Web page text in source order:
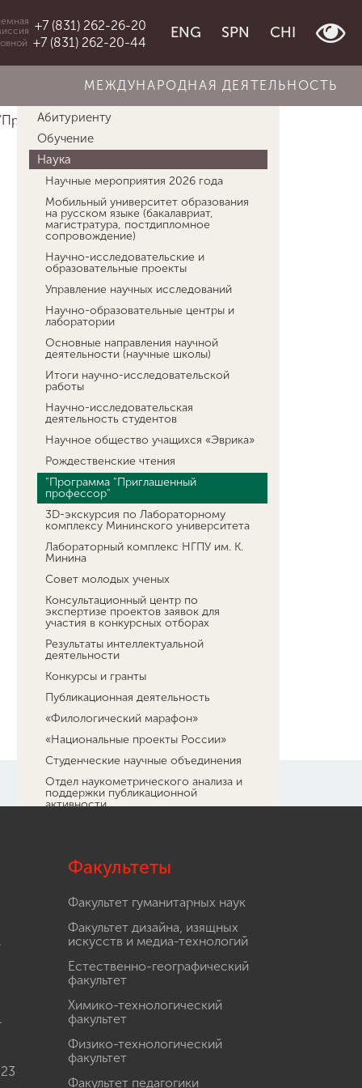
+7 (831) 262-26-20
+7 (831) 262-20-44
ENG SPN CHI
МЕЖДУНАРОДНАЯ ДЕЯТЕЛЬНОСТЬ
Гыязов Айдарбек Токторович
Об университете
Абитуриенту
Обучение
Наука
Научные мероприятия 2026 года
Мобильный университет образования
на русском языке (бакалавриат,
магистратура, постдипломное
сопровождение)
Научно-исследовательские и
образовательные проекты
Управление научных исследований
Научно-образовательные центры и
лаборатории
Основные направления научной
деятельности (научные школы)
Итоги научно-исследовательской
работы
Научно-исследовательская
деятельность студентов
Научное общество учащихся «Эврика»
Рождественские чтения
"Программа "Приглашенный
профессор"
3D-экскурсия по Лабораторному
комплексу Мининского университета
Лабораторный комплекс НГПУ им. К.
Минина
Совет молодых ученых
Консультационный центр по
экспертизе проектов заявок для
участия в конкурсных отборах
Результаты интеллектуальной
деятельности
Конкурсы и гранты
Публикационная деятельность
«Филологический марафон»
«Национальные проекты России»
Студенческие научные объединения
Отдел наукометрического анализа и
поддержки публикационной
активности
Научный форсайт
Научно-популярный проект “Курс на
науку!”
Нижегородский научный центр
Центр открытого образования на
русском языке и обучения русскому
языку в Республике Индия
«Я - профессионал»
Проект «Маяк научных открытий»
Навигатор профессионального
технологической сфере
Факультеты
Факультет гуманитарных наук
Факультет дизайна, изящных
искусств и медиа-технологий
Естественно-географический
факультет
Химико-технологический
факультет
Физико-технологический
факультет
Факультет педагогики